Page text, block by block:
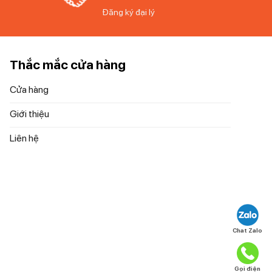
bếp
cảm
nhanh
không
Đăng ký đại lý
Thắc mắc cửa hàng
Cửa hàng
Giới thiệu
Liên hệ
Chat Zalo
Gọi điện